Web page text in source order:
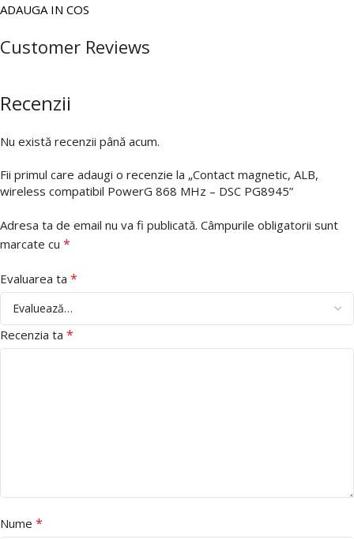
ADAUGA IN COS
Customer Reviews
Recenzii
Nu există recenzii până acum.
Fii primul care adaugi o recenzie la „Contact magnetic, ALB,
wireless compatibil PowerG 868 MHz – DSC PG8945”
Adresa ta de email nu va fi publicată. Câmpurile obligatorii sunt
marcate cu *
Evaluarea ta *
Recenzia ta *
Nume *